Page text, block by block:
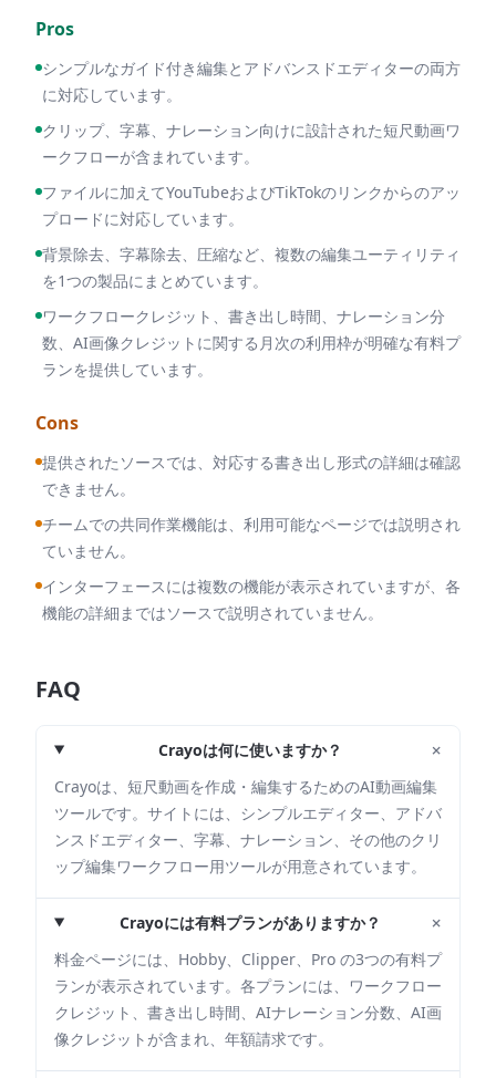
Pros
シンプルなガイド付き編集とアドバンスドエディターの両方
に対応しています。
クリップ、字幕、ナレーション向けに設計された短尺動画ワ
ークフローが含まれています。
ファイルに加えてYouTubeおよびTikTokのリンクからのアッ
プロードに対応しています。
背景除去、字幕除去、圧縮など、複数の編集ユーティリティ
を1つの製品にまとめています。
ワークフロークレジット、書き出し時間、ナレーション分
数、AI画像クレジットに関する月次の利用枠が明確な有料プ
ランを提供しています。
Cons
提供されたソースでは、対応する書き出し形式の詳細は確認
できません。
チームでの共同作業機能は、利用可能なページでは説明され
ていません。
インターフェースには複数の機能が表示されていますが、各
機能の詳細まではソースで説明されていません。
FAQ
Crayoは何に使いますか？ +
Crayoは、短尺動画を作成・編集するためのAI動画編集
ツールです。サイトには、シンプルエディター、アドバ
ンスドエディター、字幕、ナレーション、その他のクリ
ップ編集ワークフロー用ツールが用意されています。
Crayoには有料プランがありますか？ +
料金ページには、Hobby、Clipper、Pro の3つの有料プ
ランが表示されています。各プランには、ワークフロー
クレジット、書き出し時間、AIナレーション分数、AI画
像クレジットが含まれ、年額請求です。